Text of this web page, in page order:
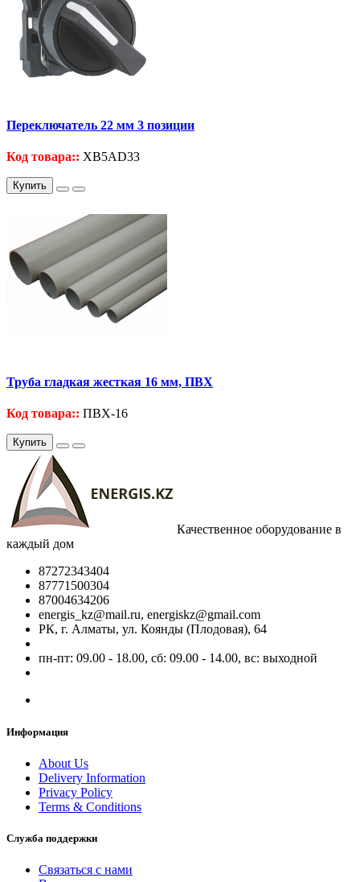
Переключатель 22 мм 3 позиции
Код товара:: XB5AD33
Купить
Труба гладкая жесткая 16 мм, ПВХ
Код товара:: ПВХ-16
Купить
Качественное оборудование в
каждый дом
87272343404
87771500304
87004634206
energis_kz@mail.ru, energiskz@gmail.com
РК, г. Алматы, ул. Коянды (Плодовая), 64
пн-пт: 09.00 - 18.00, сб: 09.00 - 14.00, вс: выходной
Информация
About Us
Delivery Information
Privacy Policy
Terms & Conditions
Служба поддержки
Связаться с нами